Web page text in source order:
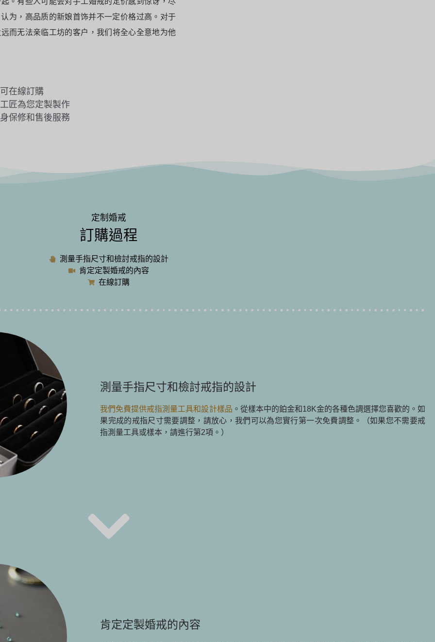
为，高品质的新娘首饰并不一定价格过高。对于
而无法亲临工坊的客户，我们将全心全意地为他
可在線訂購
匠為您定製製作
保修和售後服務
定制婚戒
訂購過程
測量手指尺寸和檢討戒指的設計
肯定定製婚戒的內容
在線訂購
測量手指尺寸和檢討戒指的設計
我們免費提供戒指測量工具和設計樣品 。從樣本中的鉑金和18K金的各種色調選擇您喜歡的。如
果完成的戒指尺寸需要調整，請放心，我們可以為您實行第一次免費調整。（如果您不需要戒
指測量工具或樣本，請進行第2項。）
肯定定製婚戒的內容